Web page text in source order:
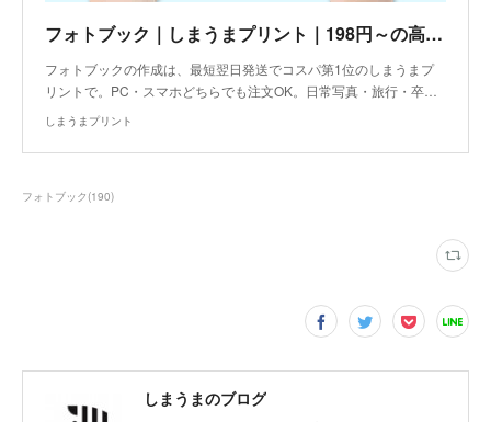
フォトブック｜しまうまプリント｜198円～の高品質フォトアルバム
フォトブックの作成は、最短翌日発送でコスパ第1位のしまうまプ
リントで。PC・スマホどちらでも注文OK。日常写真・旅行・卒…
しまうまプリント
フォトブック (190)
しまうまのブログ